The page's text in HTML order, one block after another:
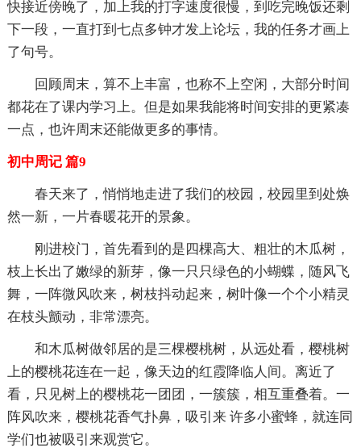
快接近傍晚了，加上我的打字速度很慢，到吃完晚饭还剩
下一段，一直打到七点多钟才发上论坛，我的任务才画上
了句号。
回顾周末，算不上丰富，也称不上空闲，大部分时间
都花在了课内学习上。但是如果我能将时间安排的更紧凑
一点，也许周末还能做更多的事情。
初中周记 篇9
春天来了，悄悄地走进了我们的校园，校园里到处焕
然一新，一片春暖花开的景象。
刚进校门，首先看到的是四棵高大、粗壮的木瓜树，
枝上长出了嫩绿的新芽，像一只只绿色的小蝴蝶，随风飞
舞，一阵微风吹来，树枝抖动起来，树叶像一个个小精灵
在枝头颤动，非常漂亮。
和木瓜树做邻居的是三棵樱桃树，从远处看，樱桃树
上的樱桃花连在一起，像天边的红霞降临人间。离近了
看，只见树上的樱桃花一团团，一簇簇，相互重叠着。一
阵风吹来，樱桃花香气扑鼻，吸引来 许多小蜜蜂，就连同
学们也被吸引来观赏它。